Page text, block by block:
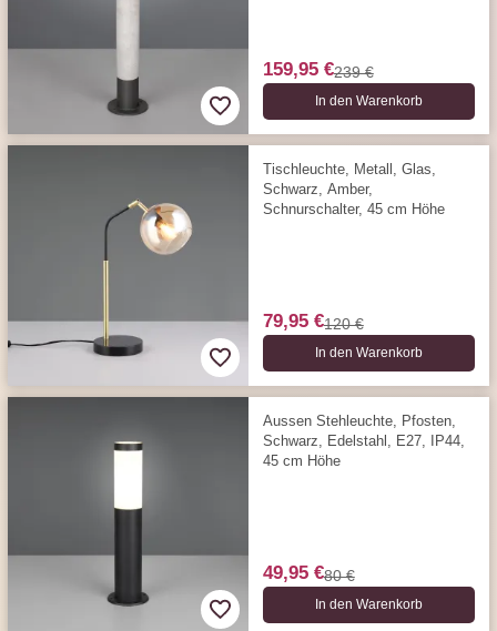
159,95 €239 €
In den Warenkorb
Tischleuchte, Metall, Glas,
Schwarz, Amber,
Schnurschalter, 45 cm Höhe
79,95 €120 €
In den Warenkorb
Aussen Stehleuchte, Pfosten,
Schwarz, Edelstahl, E27, IP44,
45 cm Höhe
49,95 €80 €
In den Warenkorb